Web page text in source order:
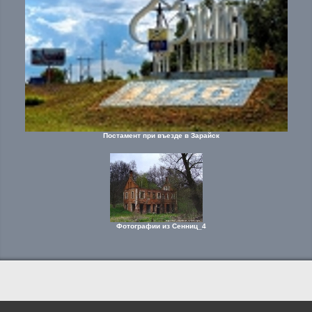
Постамент при въезде в Зарайск
Фотографии из Сенниц_4